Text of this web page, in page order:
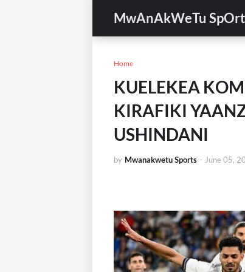
MwAnAkWeTu
Home
KUELEKEA
KIRAFIKI
USHINDANI
by Mwanakwetu Sports - June 05,